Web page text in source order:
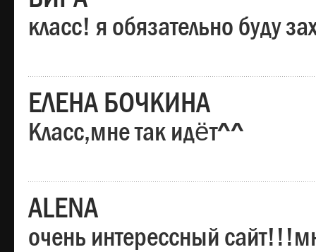
класс! я обязательно буду
ЕЛЕНА БОЧКИНА
Класс,мне так идёт^^
ALENA
очень интерессный